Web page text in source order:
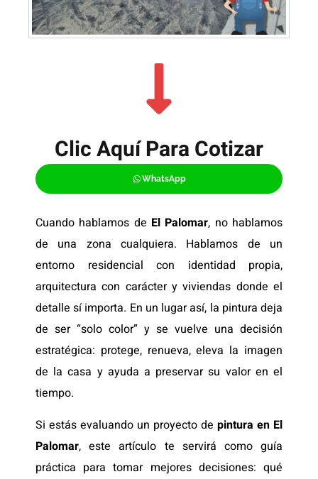
Clic Aquí Para Cotizar​
WhatsApp
Cuando hablamos de El Palomar, no hablamos
de una zona cualquiera. Hablamos de un
entorno residencial con identidad propia,
arquitectura con carácter y viviendas donde el
detalle sí importa. En un lugar así, la pintura deja
de ser “solo color” y se vuelve una decisión
estratégica: protege, renueva, eleva la imagen
de la casa y ayuda a preservar su valor en el
tiempo.
Si estás evaluando un proyecto de pintura en El
Palomar, este artículo te servirá como guía
práctica para tomar mejores decisiones: qué